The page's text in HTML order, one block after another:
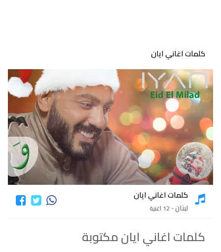
كلمات اغاني ايان
كلمات اغاني ايان
لبنان- 12 اغنية
كلمات اغاني ايان مكتوبة